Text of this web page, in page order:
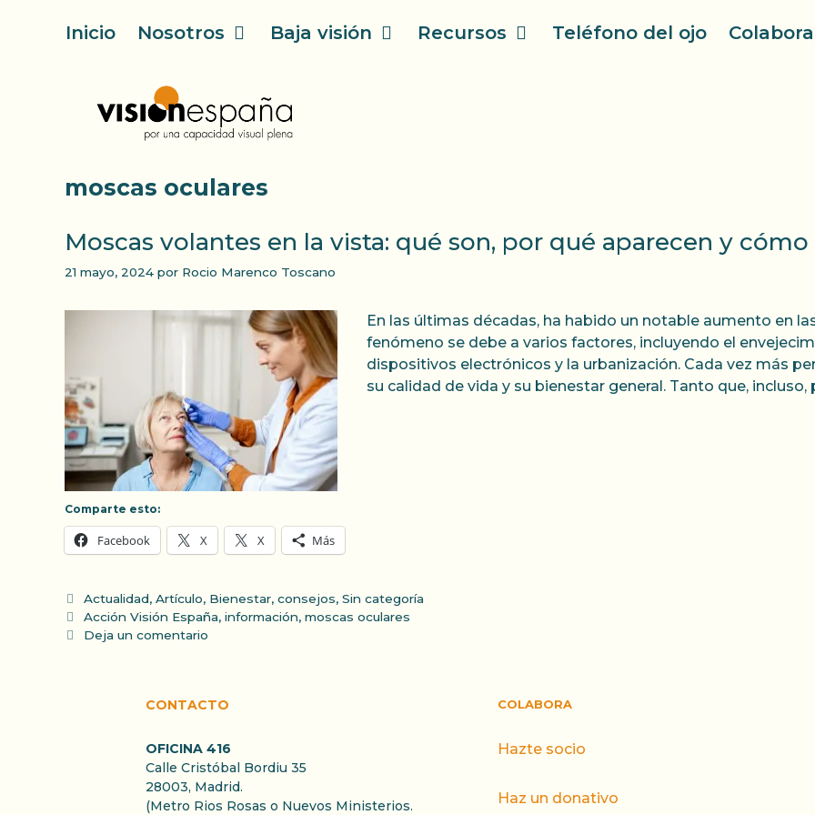
Inicio Nosotros Baja visión Recursos Teléfono del ojo Colabora
moscas oculares
Moscas volantes en la vista: qué son, por qué aparecen y
21 mayo, 2024 por Rocio Marenco Toscano
En las últimas décadas, ha habido un notable aumento en
fenómeno se debe a varios factores, incluyendo el
dispositivos electrónicos y la urbanización. Cada vez más
su calidad de vida y su bienestar general. Tanto que,
Comparte esto:
Facebook X X Más
Categorías
Actualidad, Artículo, Bienestar, consejos, Sin categoría
Etiquetas
Acción Visión España, información, moscas oculares
Deja un comentario
CONTACTO
OFICINA 416
Calle Cristóbal Bordiu 35
28003, Madrid.
(Metro Rios Rosas o Nuevos Ministerios.
COLABORA
Hazte socio
Haz un donativo